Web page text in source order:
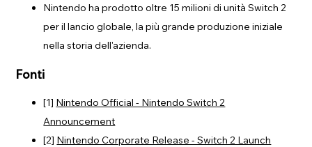
Nintendo ha prodotto oltre 15 milioni di unità Switch 2
per il lancio globale, la più grande produzione iniziale
nella storia dell'azienda.
Fonti
[1] Nintendo Official - Nintendo Switch 2
Announcement
[2] Nintendo Corporate Release - Switch 2 Launch